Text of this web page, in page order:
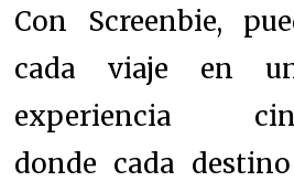
Con Screenbie,
cada viaje en
experiencia
donde cada